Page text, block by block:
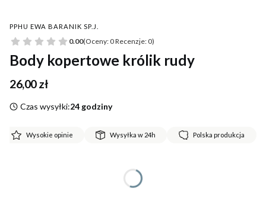
PPHU EWA BARANIK SP.J.
0.00(Oceny: 0 Recenzje: 0)
Body kopertowe królik rudy
Cena
26,00 zł
Czas wysyłki:24 godziny
Wysokie opinie Wysyłka w 24h Polska produkcja